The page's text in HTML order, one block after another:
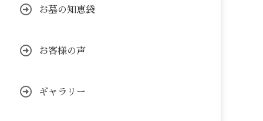
お墓の知恵袋
お客様の声
ギャラリー